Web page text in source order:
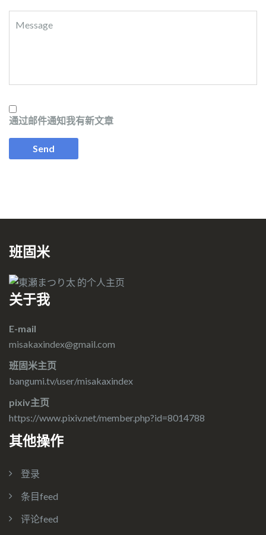
通过邮件通知我有新文章
班固米
关于我
E-mail
misakaxindex@gmail.com
班固米主页
bangumi.tv/user/misakaxindex
pixiv主页
https://www.pixiv.net/member.php?id=8014788
其他操作
登录
条目feed
评论feed